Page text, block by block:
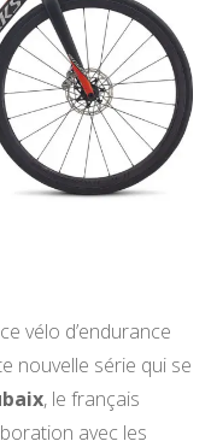
vélo d’endurance
nouvelle série qui se
, le français
avec les